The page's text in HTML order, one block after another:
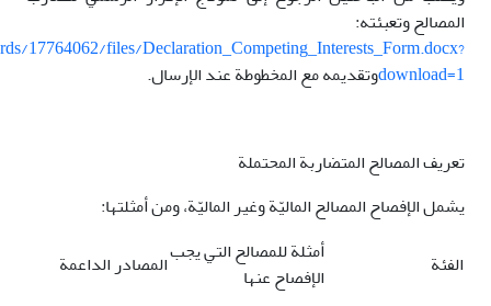
المصالح وتعبئته:
17764062/files/Declaration_Competing_Interests_Form.docx?
download=1وتقديمه مع المخطوطة عند الإرسال.
تعريف المصالح المتضاربة المحتملة
يشمل الإفصاح المصالح الماليّة وغير الماليّة، ومن أمثلتها:
الفئة
أمثلة للمصالح التي يجب
الإفصاح عنها
المصادر الداعمة